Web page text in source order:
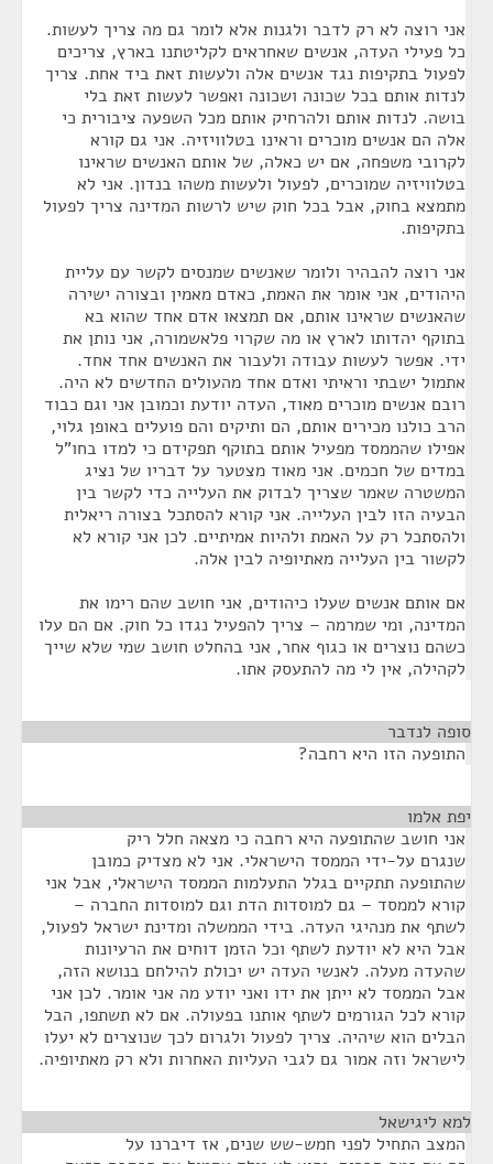
אני רוצה לא רק לדבר ולגנות אלא לומר גם מה צריך לעשות.
כל פעילי העדה, אנשים שאחראים לקליטתנו בארץ, צריכים
לפעול בתקיפות נגד אנשים אלה ולעשות זאת ביד אחת. צריך
לנדות אותם בכל שכונה ושכונה ואפשר לעשות זאת בלי
בושה. לנדות אותם ולהרחיק אותם מכל השפעה ציבורית כי
אלה הם אנשים מוכרים וראינו בטלוויזיה. אני גם קורא
לקרובי משפחה, אם יש כאלה, של אותם האנשים שראינו
בטלוויזיה שמוכרים, לפעול ולעשות משהו בנדון. אני לא
מתמצא בחוק, אבל בכל חוק שיש לרשות המדינה צריך לפעול
בתקיפות.
אני רוצה להבהיר ולומר שאנשים שמנסים לקשר עם עליית
היהודים, אני אומר את האמת, כאדם מאמין ובצורה ישירה
שהאנשים שראינו אותם, אם תמצאו אדם אחד שהוא בא
בתוקף יהדותו לארץ או מה שקרוי פלאשמורה, אני נותן את
ידי. אפשר לעשות עבודה ולעבור את האנשים אחד אחד.
אתמול ישבתי וראיתי ואדם אחד מהעולים החדשים לא היה.
רובם אנשים מוכרים מאוד, העדה יודעת וכמובן אני וגם כבוד
הרב כולנו מכירים אותם, הם ותיקים והם פועלים באופן גלוי,
אפילו שהממסד מפעיל אותם בתוקף תפקידם כי למדו בחו"ל
במדים של חכמים. אני מאוד מצטער על דבריו של נציג
המשטרה שאמר שצריך לבדוק את העלייה כדי לקשר בין
הבעיה הזו לבין העלייה. אני קורא להסתכל בצורה ריאלית
ולהסתכל רק על האמת ולהיות אמיתיים. לכן אני קורא לא
לקשור בין העלייה מאתיופיה לבין אלה.
אם אותם אנשים שעלו כיהודים, אני חושב שהם רימו את
המדינה, ומי שמרמה – צריך להפעיל נגדו כל חוק. אם הם עלו
כשהם נוצרים או כגוף אחר, אני בהחלט חושב שמי שלא שייך
לקהילה, אין לי מה להתעסק אתו.
סופה לנדבר
התופעה הזו היא רחבה?
יפת אלמו
אני חושב שהתופעה היא רחבה כי מצאה חלל ריק
שנגרם על-ידי הממסד הישראלי. אני לא מצדיק כמובן
שהתופעה תתקיים בגלל התעלמות הממסד הישראלי, אבל אני
קורא לממסד – גם למוסדות הדת וגם למוסדות החברה –
לשתף את מנהיגי העדה. בידי הממשלה ומדינת ישראל לפעול,
אבל היא לא יודעת לשתף וכל הזמן דוחים את הרעיונות
שהעדה מעלה. לאנשי העדה יש יכולת להילחם בנושא הזה,
אבל הממסד לא ייתן את ידו ואני יודע מה אני אומר. לכן אני
קורא לכל הגורמים לשתף אותנו בפעולה. אם לא תשתפו, הבל
הבלים הוא שיהיה. צריך לפעול ולגרום לכך שנוצרים לא יעלו
לישראל וזה אמור גם לגבי העליות האחרות ולא רק מאתיופיה.
למא ליגישאל
המצב התחיל לפני חמש-שש שנים, אז דיברנו על